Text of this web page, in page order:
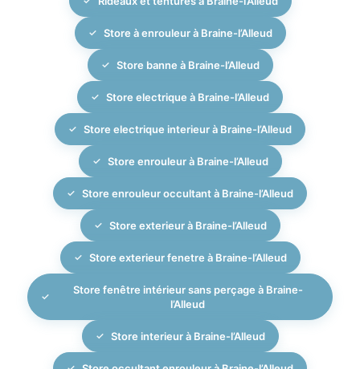
réparation ou de remplacement de toile sur votre
installation à Braine-l’Alleud.
Store à enrouleur à Braine-l’Alleud
Store banne à Braine-l’Alleud
Store electrique à Braine-l’Alleud
Store electrique interieur à Braine-l’Alleud
Store enrouleur à Braine-l’Alleud
Store enrouleur occultant à Braine-l’Alleud
Store exterieur à Braine-l’Alleud
Store exterieur fenetre à Braine-l’Alleud
Store fenêtre intérieur sans perçage à Braine-
l’Alleud
Store interieur à Braine-l’Alleud